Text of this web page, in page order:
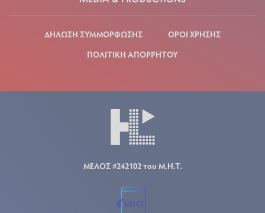
ΔΗΛΩΣΗ ΣΥΜΜΟΡΦΩΣΗΣ
ΟΡΟΙ ΧΡΗΣΗΣ
ΠΟΛΙΤΙΚΗ ΑΠΟΡΡΗΤΟΥ
ΜΕΛΟΣ #242102 του Μ.Η.Τ.